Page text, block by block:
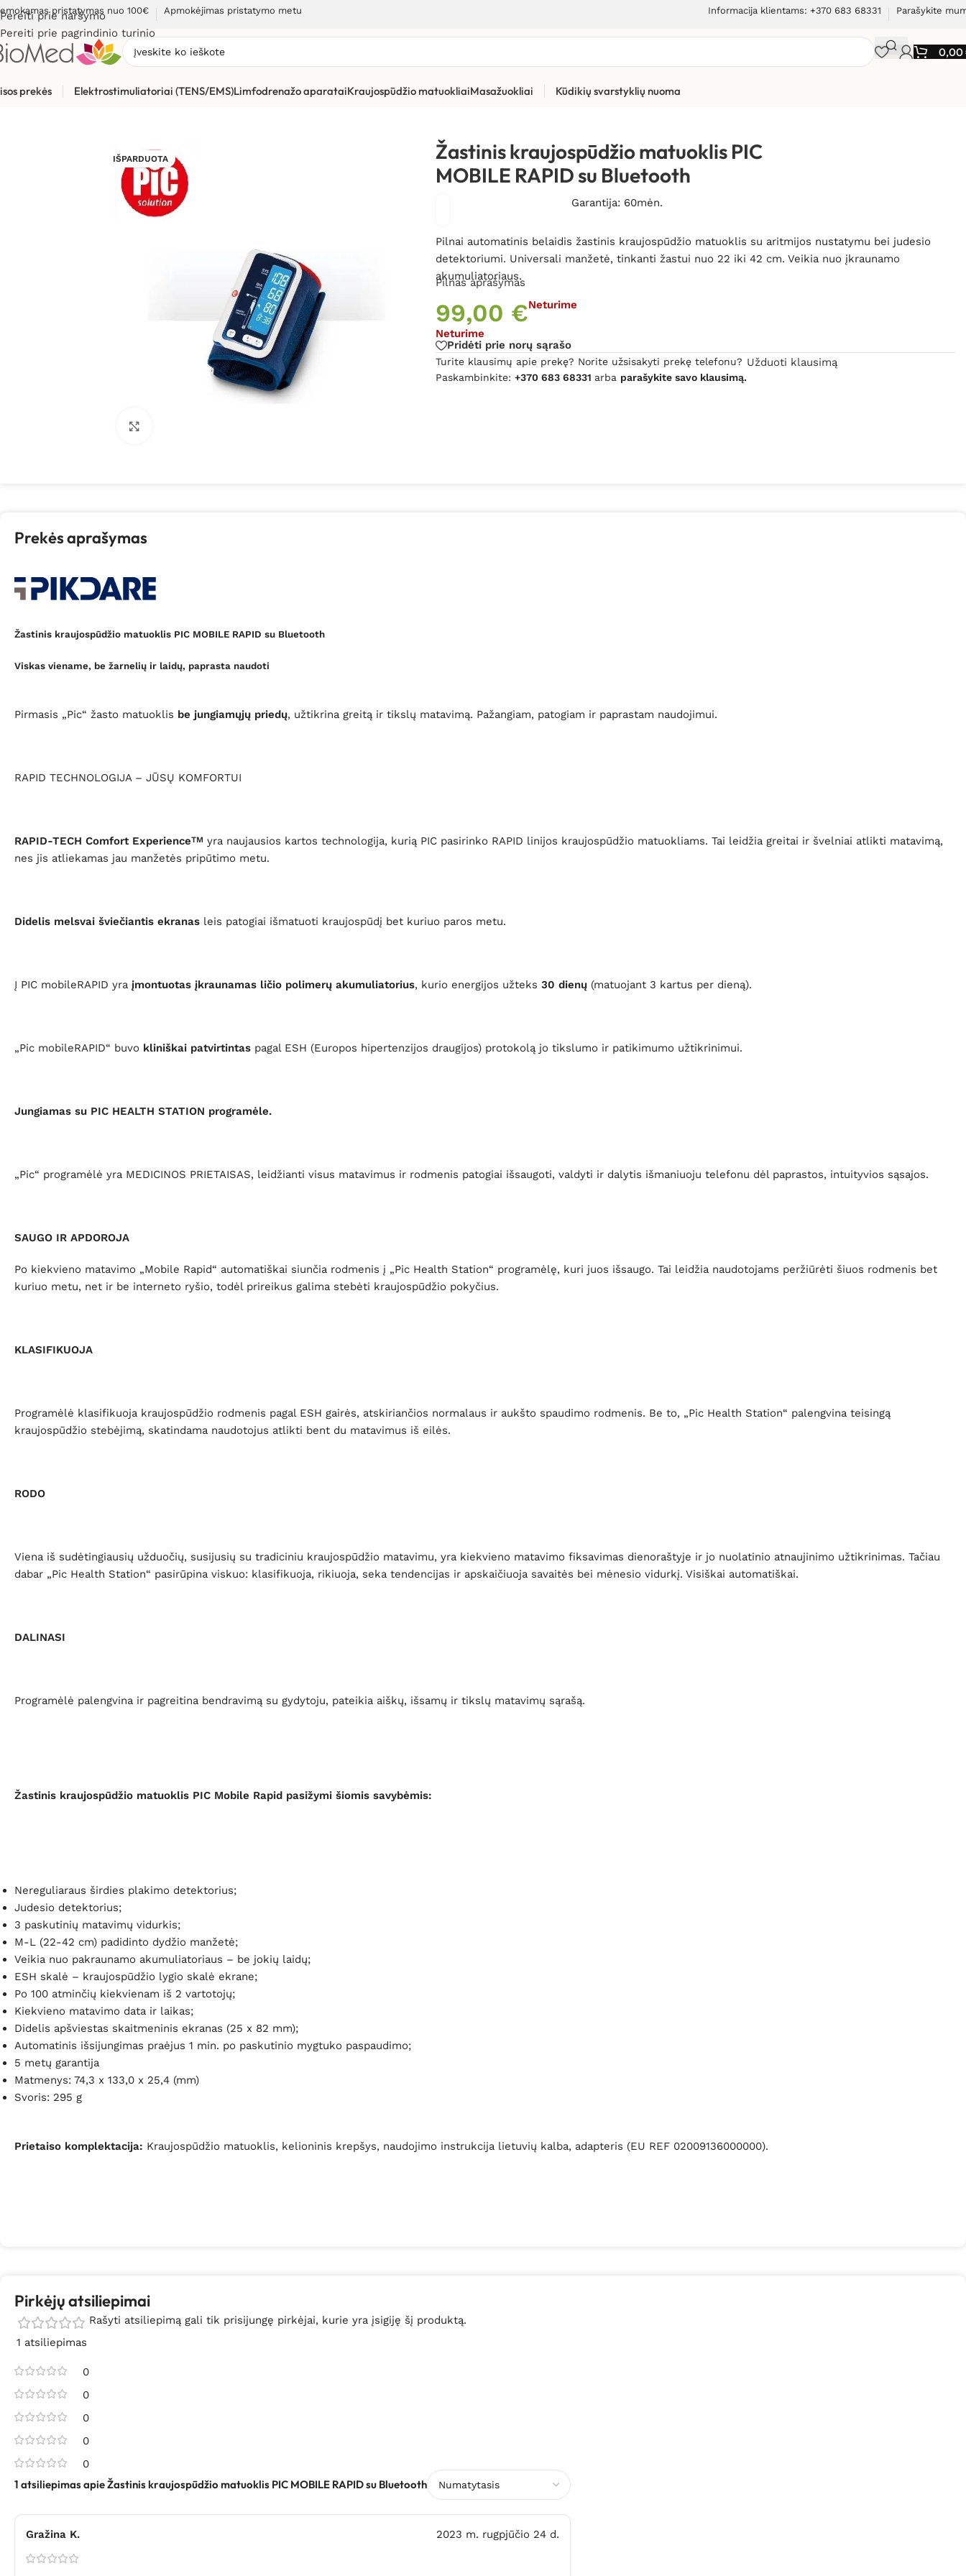
Pereiti prie naršymo
Pereiti prie pagrindinio turinio
pristatymas nuo 100€ Apmokėjimas pristatymo metu Informacija klientams: +370 683 68331 Parašykite
0,00
prekės Elektrostimuliatoriai (TENS/EMS)Limfodrenažo aparataiKraujospūdžio matuokliaiMasažuokliai Kūdikių svarstyklių nuoma
Kraujospūdžio sekimui
IŠPARDUOTA
Žastinis kraujospūdžio matuoklis PIC
MOBILE RAPID su Bluetooth
Garantija: 60mėn.
Pilnai automatinis belaidis žastinis kraujospūdžio matuoklis su aritmijos nustatymu bei judesio
detektoriumi. Universali manžetė, tinkanti žastui nuo 22 iki 42 cm. Veikia nuo įkraunamo
akumuliatoriaus.
Pilnas aprašymas
99,00 €Neturime
Neturime
Pridėti prie norų sąrašo
Turite klausimų apie prekę? Norite užsisakyti prekę telefonu?
Paskambinkite:+370 683 68331 arba parašykite savo klausimą.
Užduoti klausimą
Prekės aprašymas
Žastinis kraujospūdžio matuoklis PIC MOBILE RAPID su Bluetooth
Viskas viename, be žarnelių ir laidų, paprasta naudoti
Pirmasis „Pic“ žasto matuoklis be jungiamųjų priedų, užtikrina greitą ir tikslų matavimą. Pažangiam, patogiam ir paprastam naudojimui.
RAPID TECHNOLOGIJA – JŪSŲ KOMFORTUI
RAPID-TECH Comfort ExperienceTM yra naujausios kartos technologija, kurią PIC pasirinko RAPID linijos kraujospūdžio matuokliams. Tai leidžia greitai ir švelniai atlikti matavimą,
nes jis atliekamas jau manžetės pripūtimo metu.
Didelis melsvai šviečiantis ekranas leis patogiai išmatuoti kraujospūdį bet kuriuo paros metu.
Į PIC mobileRAPID yra įmontuotas įkraunamas ličio polimerų akumuliatorius, kurio energijos užteks 30 dienų (matuojant 3 kartus per dieną).
„Pic mobileRAPID“ buvo kliniškai patvirtintas pagal ESH (Europos hipertenzijos draugijos) protokolą jo tikslumo ir patikimumo užtikrinimui.
Jungiamas su PIC HEALTH STATION programėle.
„Pic“ programėlė yra MEDICINOS PRIETAISAS, leidžianti visus matavimus ir rodmenis patogiai išsaugoti, valdyti ir dalytis išmaniuoju telefonu dėl paprastos, intuityvios sąsajos.
SAUGO IR APDOROJA
Po kiekvieno matavimo „Mobile Rapid“ automatiškai siunčia rodmenis į „Pic Health Station“ programėlę, kuri juos išsaugo. Tai leidžia naudotojams peržiūrėti šiuos rodmenis bet
kuriuo metu, net ir be interneto ryšio, todėl prireikus galima stebėti kraujospūdžio pokyčius.
KLASIFIKUOJA
Programėlė klasifikuoja kraujospūdžio rodmenis pagal ESH gairės, atskiriančios normalaus ir aukšto spaudimo rodmenis. Be to, „Pic Health Station“ palengvina teisingą
kraujospūdžio stebėjimą, skatindama naudotojus atlikti bent du matavimus iš eilės.
RODO
Viena iš sudėtingiausių užduočių, susijusių su tradiciniu kraujospūdžio matavimu, yra kiekvieno matavimo fiksavimas dienoraštyje ir jo nuolatinio atnaujinimo užtikrinimas. Tačiau
dabar „Pic Health Station“ pasirūpina viskuo: klasifikuoja, rikiuoja, seka tendencijas ir apskaičiuoja savaitės bei mėnesio vidurkį. Visiškai automatiškai.
DALINASI
Programėlė palengvina ir pagreitina bendravimą su gydytoju, pateikia aiškų, išsamų ir tikslų matavimų sąrašą.
Žastinis kraujospūdžio matuoklis PIC Mobile Rapid pasižymi šiomis savybėmis:
Nereguliaraus širdies plakimo detektorius;
Judesio detektorius;
3 paskutinių matavimų vidurkis;
M-L (22-42 cm) padidinto dydžio manžetė;
Veikia nuo pakraunamo akumuliatoriaus – be jokių laidų;
ESH skalė – kraujospūdžio lygio skalė ekrane;
Po 100 atminčių kiekvienam iš 2 vartotojų;
Kiekvieno matavimo data ir laikas;
Didelis apšviestas skaitmeninis ekranas (25 x 82 mm);
Automatinis išsijungimas praėjus 1 min. po paskutinio mygtuko paspaudimo;
5 metų garantija
Matmenys: 74,3 x 133,0 x 25,4 (mm)
Svoris: 295 g
Prietaiso komplektacija: Kraujospūdžio matuoklis, kelioninis krepšys, naudojimo instrukcija lietuvių kalba, adapteris (EU REF 02009136000000).
Pirkėjų atsiliepimai
1 atsiliepimas
0
0
0
0
0
1 atsiliepimas apieŽastinis kraujospūdžio matuoklis PIC MOBILE RAPID su Bluetooth
Gražina K. 2023 m. rugpjūčio 24 d.
Rašyti atsiliepimą gali tik prisijungę pirkėjai, kurie yra įsigiję šį produktą.